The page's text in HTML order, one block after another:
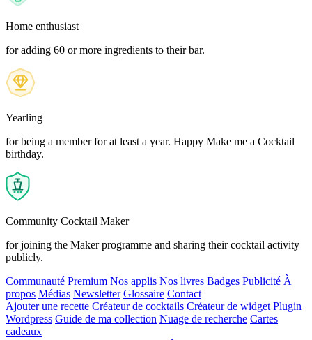
Home enthusiast
for adding 60 or more ingredients to their bar.
Yearling
for being a member for at least a year. Happy Make me a Cocktail
birthday.
Community Cocktail Maker
for joining the Maker programme and sharing their cocktail activity
publicly.
Communauté Premium Nos applis Nos livres Badges Publicité À
propos Médias Newsletter Glossaire Contact
Ajouter une recette Créateur de cocktails Créateur de widget Plugin
Wordpress Guide de ma collection Nuage de recherche Cartes
cadeaux